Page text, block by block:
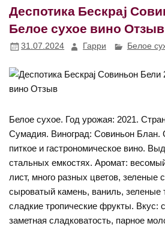
Деспотика Бескраj
Белое сухое вино Отзыв
31.07.2024 Гарри Белое
Белое сухое. Год урожая: 2021.
Сумадия. Виноград: Совиньон Блан.
питкое и гастрономическое вино.
стальных емкостях. Аромат:
лист, много разных цветов, зеленые
сыроватый камень, ваниль,
сладкие тропические фрукты. Вкус:
заметная сладковатость, парное